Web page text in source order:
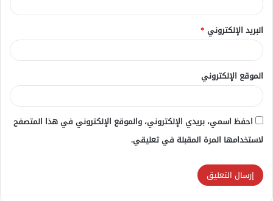
البريد الإلكتروني *
الموقع الإلكتروني
احفظ اسمي، بريدي الإلكتروني، والموقع الإلكتروني في هذا المتصفح
لاستخدامها المرة المقبلة في تعليقي.